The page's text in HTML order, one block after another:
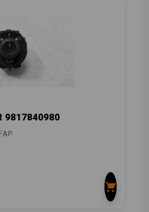
9817840980